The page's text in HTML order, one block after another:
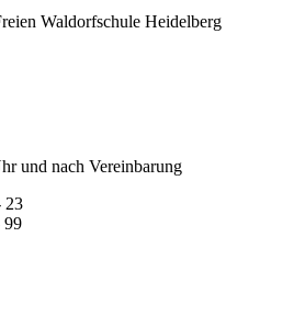
Waldorfschule Heidelberg
und nach Vereinbarung
23
99